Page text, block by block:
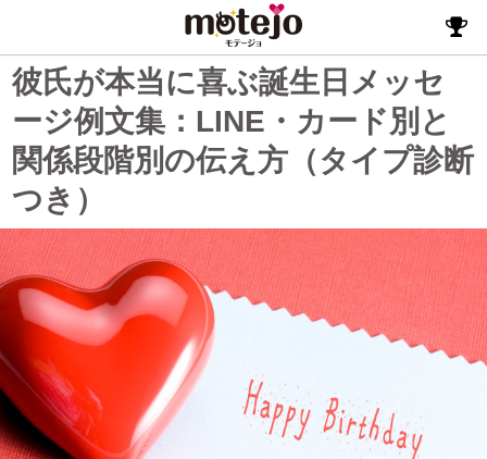
彼氏が本当に喜ぶ誕生日メッセ
ージ例文集：LINE・カード別と
関係段階別の伝え方（タイプ診断
つき）